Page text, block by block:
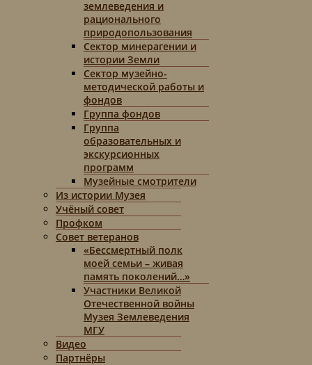
землеведения и
рационального
природопользования
Сектор минерагении и
истории Земли
Сектор музейно-
методической работы и
фондов
Группа фондов
Группа
образовательных и
экскурсионных
программ
Музейные смотрители
Из истории Музея
Учёный совет
Профком
Совет ветеранов
«Бессмертный полк
моей семьи – живая
память поколений…»
Участники Великой
Отечественной войны
Музея Землеведения
МГУ
Видео
Партнёры